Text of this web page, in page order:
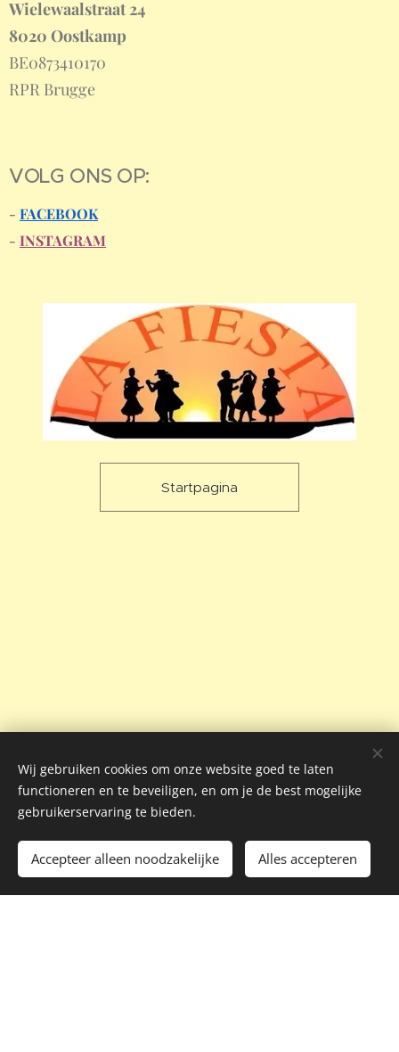
Wielewaalstraat 24
8020 Oostkamp
BE0873410170
RPR Brugge
VOLG ONS OP:
- FACEBOOK
- INSTAGRAM
Startpagina
Wij gebruiken cookies om onze website goed te laten
functioneren en te beveiligen, en om je de best mogelijke
gebruikerservaring te bieden.
Accepteer alleen noodzakelijke Alles accepteren